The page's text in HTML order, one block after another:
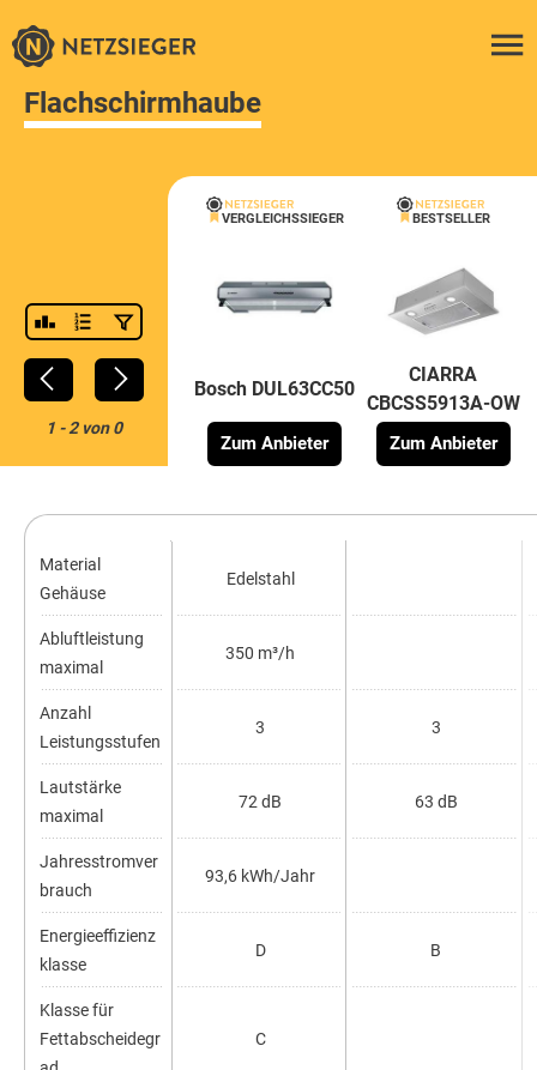
Flachschirmhaube
1-2von0
VERGLEICHSSIEGER
Bosch DUL63CC50
Zum Anbieter
BESTSELLER
CIARRA
CBCSS5913A-OW
Zum Anbieter
Material
Gehäuse
Abluftleistung
maximal
Anzahl
Leistungsstufen
Lautstärke
maximal
Jahresstromver
brauch
Energieeffizienz
klasse
Klasse für
Fettabscheidegr
Edelstahl
350 m³/h
3
72 dB
93,6 kWh/Jahr
D
C
3
63 dB
B